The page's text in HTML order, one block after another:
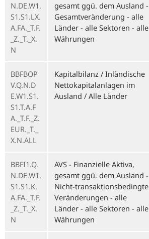
N.DE.W1.
S1.S1.LX.
A.FA._T.F.
_Z._T._X.
N
gesamt ggü. dem Ausland -
Gesamtveränderung - alle
Länder - alle Sektoren - alle
Währungen
BBFBOP
V.Q.N.D
E.W1.S1.
S1.T.A.F
A._T.F._Z.
EUR._T._
X.N.ALL
Kapitalbilanz / Inländische
Nettokapitalanlagen im
Ausland / Alle Länder
BBFI1.Q.
N.DE.W1.
S1.S1.K.
A.FA._T.F.
_Z._T._X.
N
AVS - Finanzielle Aktiva,
gesamt ggü. dem Ausland -
Nicht-transaktionsbedingte
Veränderungen - alle
Länder - alle Sektoren - alle
Währungen